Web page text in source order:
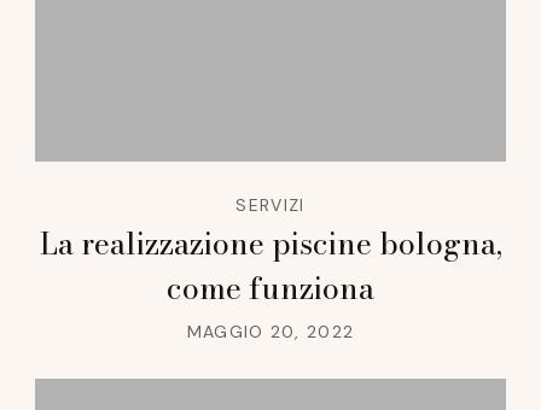
SERVIZI
La realizzazione piscine bologna,
come funziona
MAGGIO 20, 2022